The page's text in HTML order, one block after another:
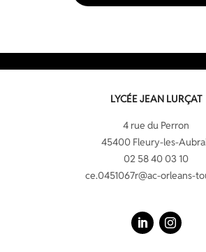
LYCÉE JEAN LURÇAT
4 rue du Perron
45400 Fleury-les-
02 58 40 03 10
ce.0451067r@ac-orleans-